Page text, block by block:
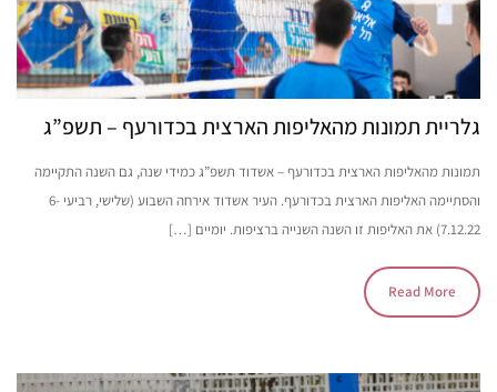
גלריית תמונות מהאליפות הארצית בכדורעף – תשפ”ג
תמונות מהאליפות הארצית בכדורעף – אשדוד תשפ”ג כמידי שנה, גם השנה התקיימה
והסתיימה האליפות הארצית בכדורעף. העיר אשדוד אירחה השבוע (שלישי, רביעי 6-
7.12.22) את האליפות זו השנה השנייה ברציפות. יומיים […]
Read More